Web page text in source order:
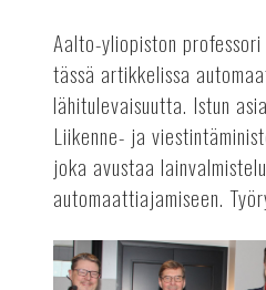
Aalto-yliopiston
tässä artikkelissa
lähitulevaisuutta. Istun
Liikenne- ja
joka avustaa
automaattiajamiseen.
Autotekniikan
osaajat